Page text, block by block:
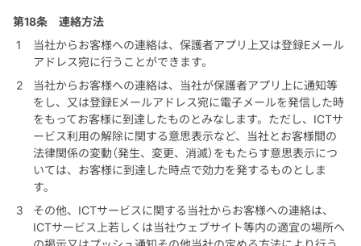
第18条
連絡方法
当社からお客様への連絡は、保護者アプリ上又は登録Eメール
アドレス宛に行うことができます。
当社からお客様への連絡は、当社が保護者アプリ上に通知等
をし、又は登録Eメールアドレス宛に電子メールを発信した時
をもってお客様に到達したものとみなします。ただし、ICTサ
ービス利用の解除に関する意思表示など、当社とお客様間の
法律関係の変動（発生、変更、消滅）をもたらす意思表示につ
いては、お客様に到達した時点で効力を発するものとしま
す。
その他、ICTサービスに関する当社からお客様への連絡は、
ICTサービス上若しくは当社ウェブサイト等内の適宜の場所へ